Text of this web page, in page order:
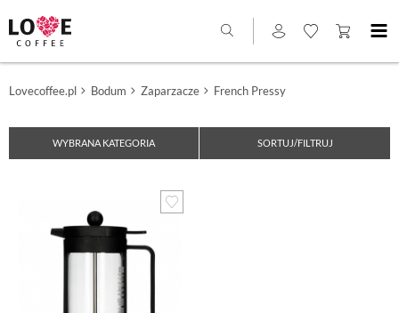
Lovecoffee.pl Bodum Zaparzacze French Pressy
WYBRANA KATEGORIA SORTUJ/FILTRUJ